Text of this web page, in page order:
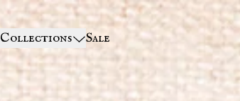
Collections Sale